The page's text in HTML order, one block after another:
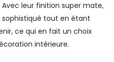
leur finition super mate,
tout en étant
ce qui en fait un choix
intérieure.